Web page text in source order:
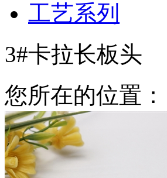
工艺系列
3#卡拉长板头
您所在的位置：